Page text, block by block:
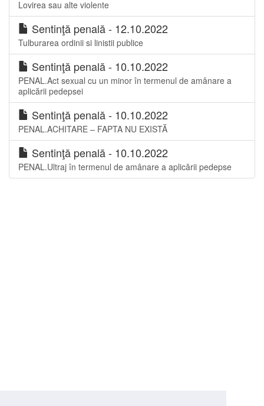
Lovirea sau alte violente
Sentinţă penală - 12.10.2022
Tulburarea ordinii si linistii publice
Sentinţă penală - 10.10.2022
PENAL.Act sexual cu un minor în termenul de amânare a
aplicării pedepsei
Sentinţă penală - 10.10.2022
PENAL.ACHITARE – FAPTA NU EXISTĂ
Sentinţă penală - 10.10.2022
PENAL.Ultraj în termenul de amânare a aplicării pedepse